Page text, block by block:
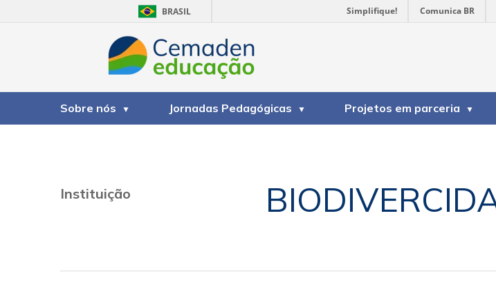
BRASIL Simplifique! Comunica BR
Sobre nós Jornadas Pedagógicas Projetos em parceria
Instituição